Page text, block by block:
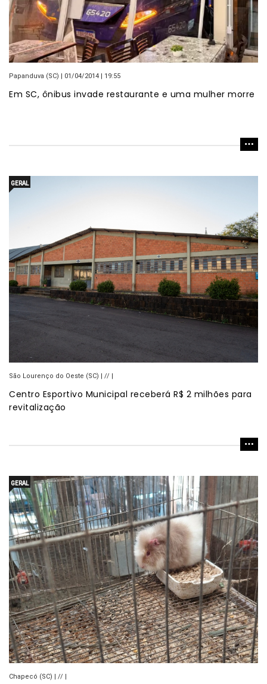
Papanduva (SC) | 01/04/2014 | 19:55
Em SC, ônibus invade restaurante e uma mulher morre
GERAL
São Lourenço do Oeste (SC) | // |
Centro Esportivo Municipal receberá R$ 2 milhões para
revitalização
GERAL
Chapecó (SC) | // |